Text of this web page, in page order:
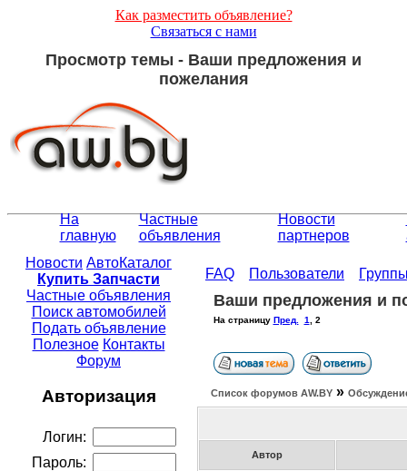
Как разместить объявление?
Связаться с нами
Просмотр темы - Ваши предложения и
пожелания
На
главную
Частные
объявления
Новости
партнеров
Новости АвтоКаталог
Купить Запчасти
Частные объявления
Поиск автомобилей
Подать объявление
Полезное Контакты
Форум
Авторизация
Логин:
Пароль:
FAQ Пользователи
Ваши предложения и
На страницу Пред. 1 2
Список форумов АW.BY »
Автор